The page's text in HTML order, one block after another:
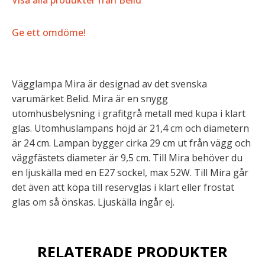
Ge ett omdöme!
Vägglampa Mira är designad av det svenska
varumärket Belid. Mira är en snygg
utomhusbelysning i grafitgrå metall med kupa i klart
glas. Utomhuslampans höjd är 21,4 cm och diametern
är 24 cm. Lampan bygger cirka 29 cm ut från vägg och
väggfästets diameter är 9,5 cm. Till Mira behöver du
en ljuskälla med en E27 sockel, max 52W. Till Mira går
det även att köpa till reservglas i klart eller frostat
glas om så önskas. Ljuskälla ingår ej.
RELATERADE PRODUKTER